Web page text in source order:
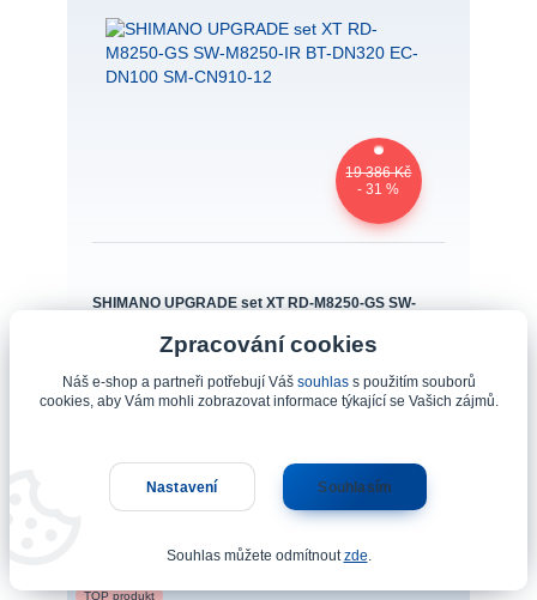
19 386 Kč
- 31 %
SHIMANO UPGRADE set XT RD-M8250-GS SW-
13 401 Kč
11 075 Kč
Skladem 2
Přidat do košíku
TOP produkt
Zpracování cookies
Náš e-shop a partneři potřebují Váš souhlass použitím souborů
cookies, aby Vám mohli zobrazovat informace týkající se Vašich zájmů.
Nastavení Souhlasím
Souhlas můžete odmítnoutzde